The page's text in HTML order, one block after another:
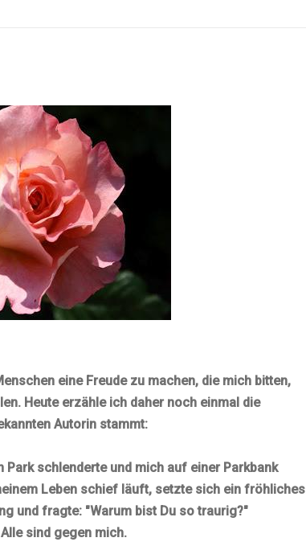
eine Freude zu machen, die mich bitten,
Heute erzähle ich daher noch einmal die
Autorin stammt:
schlenderte und mich auf einer Parkbank
Leben schief läuft, setzte sich ein fröhliches
und fragte: "Warum bist Du so traurig?"
sind gegen mich.